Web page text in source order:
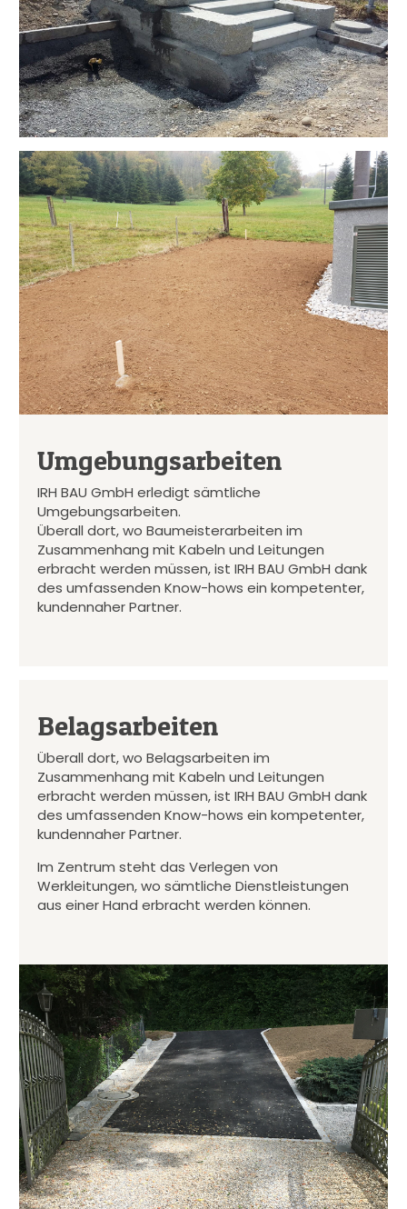
Umgebungsarbeiten
IRH BAU GmbH erledigt sämtliche
Umgebungsarbeiten.
Überall dort, wo Baumeisterarbeiten im
Zusammenhang mit Kabeln und Leitungen
erbracht werden müssen, ist IRH BAU GmbH dank
des umfassenden Know-hows ein kompetenter,
kundennaher Partner.
Belagsarbeiten
Überall dort, wo Belagsarbeiten im
Zusammenhang mit Kabeln und Leitungen
erbracht werden müssen, ist IRH BAU GmbH dank
des umfassenden Know-hows ein kompetenter,
kundennaher Partner.
Im Zentrum steht das Verlegen von
Werkleitungen, wo sämtliche Dienstleistungen
aus einer Hand erbracht werden können.